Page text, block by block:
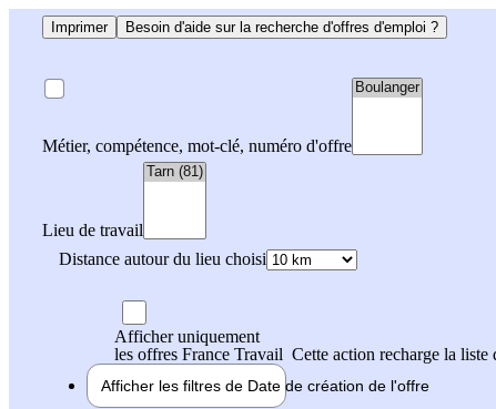
Imprimer Besoin d'aide sur la recherche d'offres d'emploi ?
Métier, compétence, mot-clé, numéro d'offre
Lieu de travail
Distance autour du lieu choisi
Afficher uniquement
les offres France Travail Cette action recharge la liste
Afficher les filtres de Date de création de l'offre